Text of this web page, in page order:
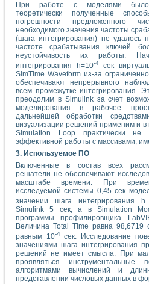
При работе с моделями было
теоретически полученные
погрешности предложенного
необходимого значения частоты
(шага интегрирования) не
частоте срабатывания ключей
неустойчивость их работы.
интегрирования h=10-4сек
SimTime Waveform из-за
обеспечивают непрерывного
всем промежутке интегрирования.
преодолим в Simulink за счет
моделирования в рабочее
дальнейшей обработки
визуализации решений применим и в
Simulation Loop практически не
эффективной работы с массивами,
3. Используемое ПО
Включенные в состав всех
решатели не обеспечивают
масштабе времени. При
исследуемой системы 0,45 сек
значении шага интегрирования
Simulink 5 сек, а в Simulation
программы профилировщика
Величина Total Time равна 98,6719
равным 10-4сек. Исследование
значениями шага интегрирования
решений не имеет смысла. При
проявляться инструментальные
алгоритмами вычислений и
представлении числовых данных в